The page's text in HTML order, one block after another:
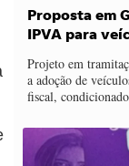
Proposta em
IPVA para
Projeto em
a adoção de
fiscal,